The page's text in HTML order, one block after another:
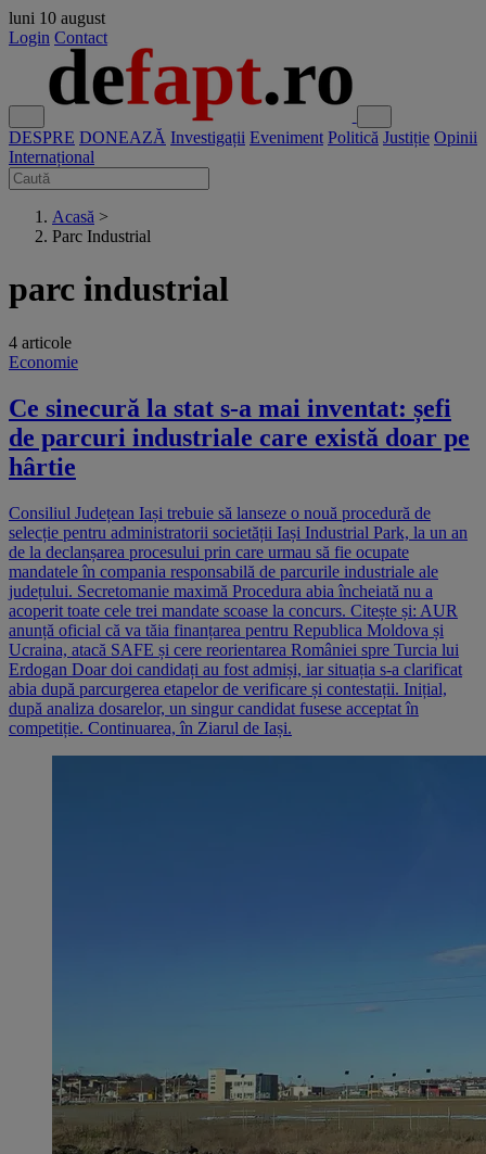
luni 10 august
Login Contact
DESPRE DONEAZĂ Investigații Eveniment Politică Justiție Opinii
Internațional
Acasă >
Parc Industrial
parc industrial
4 articole
Economie
Ce sinecură la stat s-a mai inventat: șefi
de parcuri industriale care există doar pe
hârtie
Consiliul Județean Iași trebuie să lanseze o nouă procedură de
selecție pentru administratorii societății Iași Industrial Park, la un an
de la declanșarea procesului prin care urmau să fie ocupate
mandatele în compania responsabilă de parcurile industriale ale
județului. Secretomanie maximă Procedura abia încheiată nu a
acoperit toate cele trei mandate scoase la concurs. Citește și: AUR
anunță oficial că va tăia finanțarea pentru Republica Moldova și
Ucraina, atacă SAFE și cere reorientarea României spre Turcia lui
Erdogan Doar doi candidați au fost admiși, iar situația s-a clarificat
abia după parcurgerea etapelor de verificare și contestații. Inițial,
după analiza dosarelor, un singur candidat fusese acceptat în
competiție. Continuarea, în Ziarul de Iași.